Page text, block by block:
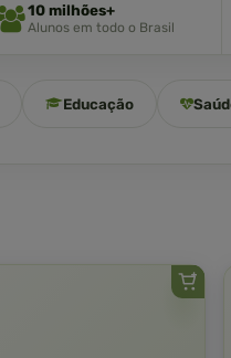
10 milhões+
Alunos em todo o Brasil
Educação